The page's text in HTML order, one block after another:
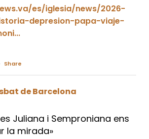
es/iglesia/news/2026-
depresion-papa-viaje-
Share
de Barcelona
Juliana i Semproniana ens
la mirada»